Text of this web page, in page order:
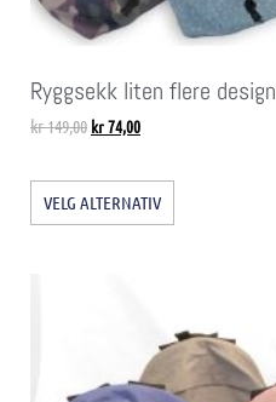
Ryggsekk liten flere design
kr149,00 kr74,00
VELG ALTERNATIV